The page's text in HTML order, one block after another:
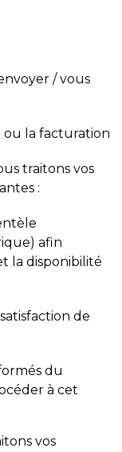
/ vous
la facturation
traitons vos
:
afin
la disponibilité
de
du
à cet
vos